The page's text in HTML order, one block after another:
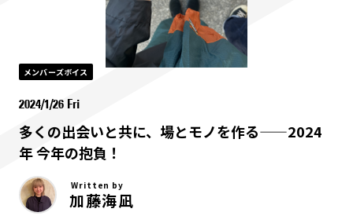
メンバーズボイス
2024/1/26 Fri
多くの出会いと共に、場とモノを作る——2024
年 今年の抱負！
Written by
加藤海凪